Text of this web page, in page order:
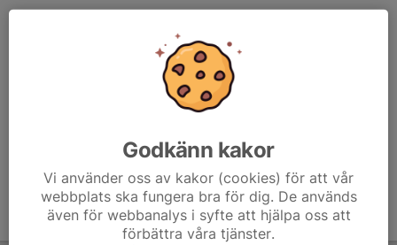
Godkänn kakor
Vi använder oss av kakor (cookies) för att vår
webbplats ska fungera bra för dig. De används
även för webbanalys i syfte att hjälpa oss att
förbättra våra tjänster.